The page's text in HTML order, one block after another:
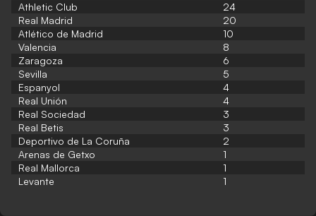
Athletic Club
24
Real Madrid
20
Atlético de Madrid
10
Valencia
8
Zaragoza
6
Sevilla
5
Espanyol
4
Real Unión
4
Real Sociedad
3
Real Betis
3
Deportivo de La Coruña
2
Arenas de Getxo
1
Real Mallorca
1
Levante
1